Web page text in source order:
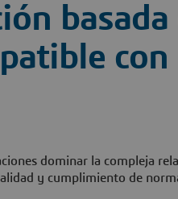
dominar la compleja
y cumplimiento de